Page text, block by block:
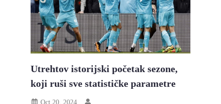
Utrehtov istorijski početak sezone,
koji ruši sve statističke parametre
Oct 20, 2024